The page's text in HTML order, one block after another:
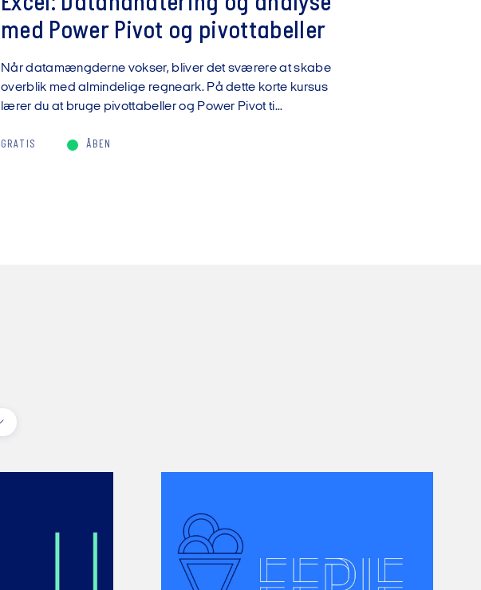
med Power Pivot og pivottabeller
Når datamængderne vokser, bliver det sværere at skabe
overblik med almindelige regneark. På dette korte kursus
lærer du at bruge pivottabeller og Power Pivot ti...
GRATIS ÅBEN